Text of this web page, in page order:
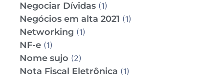
Negociar Dívidas (1)
Negócios em alta 2021 (1)
Networking (1)
NF-e (1)
Nome sujo (2)
Nota Fiscal Eletrônica (1)